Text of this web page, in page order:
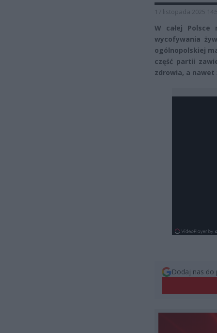
17 listopada 2025
W całej
wycofywania
ogólnopolskiej
część partii
zdrowia, a
Dodaj nas do